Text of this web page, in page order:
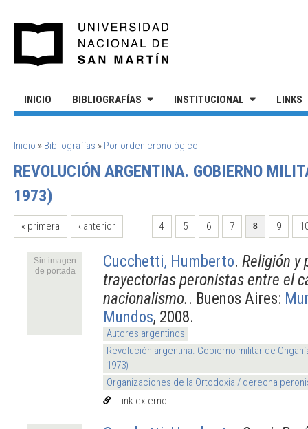
INICIO BIBLIOGRAFÍAS INSTITUCIONAL LINKS
SE ENCUENTRA USTED AQUÍ
Inicio » Bibliografías » Por orden cronológico
REVOLUCIÓN ARGENTINA. GOBIERNO
1973)
PÁGINAS
« primera ‹ anterior 4 5 6 7 8 9
Sin imagen
de portada
Cucchetti, Humberto. Religión y
trayectorias peronistas entre el
nacionalismo.. Buenos Aires:
Mundos, 2008.
Autores argentinos
Revolución argentina. Gobierno militar de
1973)
Organizaciones de la Ortodoxia / derecha
Link externo